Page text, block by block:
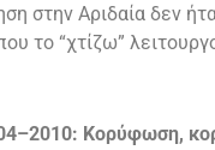
στην Αριδαία δεν
το “χτίζω”
Κορύφωση,